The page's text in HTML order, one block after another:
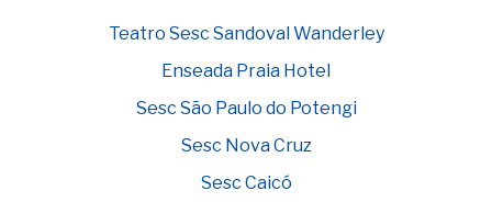
Teatro Sesc Sandoval Wanderley
Enseada Praia Hotel
Sesc São Paulo do Potengi
Sesc Nova Cruz
Sesc Caicó